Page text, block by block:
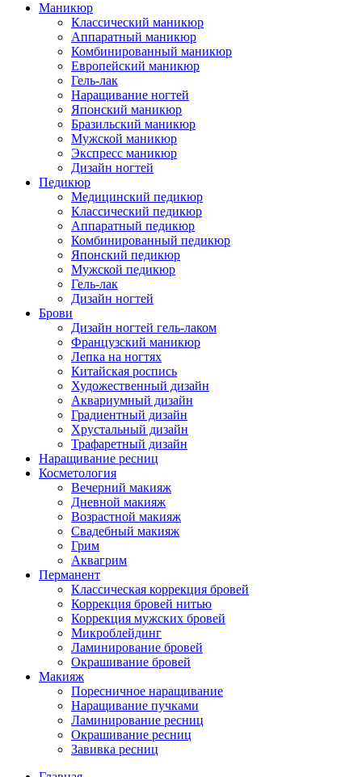
Маникюр
Классический маникюр
Аппаратный маникюр
Комбинированный маникюр
Европейский маникюр
Гель-лак
Наращивание ногтей
Японский маникюр
Бразильский маникюр
Мужской маникюр
Экспресс маникюр
Дизайн ногтей
Педикюр
Медицинский педикюр
Классический педикюр
Аппаратный педикюр
Комбинированный педикюр
Японский педикюр
Мужской педикюр
Гель-лак
Дизайн ногтей
Брови
Дизайн ногтей гель-лаком
Французский маникюр
Лепка на ногтях
Китайская роспись
Художественный дизайн
Аквариумный дизайн
Градиентный дизайн
Хрустальный дизайн
Трафаретный дизайн
Наращивание ресниц
Косметология
Вечерний макияж
Дневной макияж
Возрастной макияж
Свадебный макияж
Грим
Аквагрим
Перманент
Классическая коррекция бровей
Коррекция бровей нитью
Коррекция мужских бровей
Микроблейдинг
Ламинирование бровей
Окрашивание бровей
Макияж
Поресничное наращивание
Наращивание пучками
Ламинирование ресниц
Окрашивание ресниц
Завивка ресниц